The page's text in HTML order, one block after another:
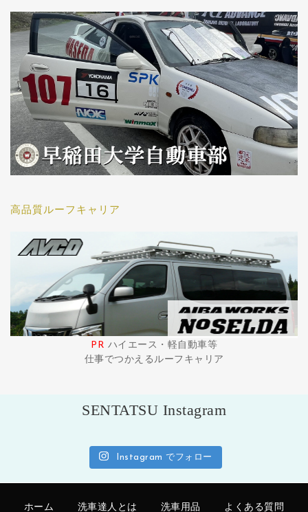
高品質ルーフキャリア
PR ハイエース・軽自動車等
仕事でつかえるルーフキャリア
SENTATSU Instagram
Instagram でフォロー
ホーム 洗車達人とは 洗車用品 よくある質問